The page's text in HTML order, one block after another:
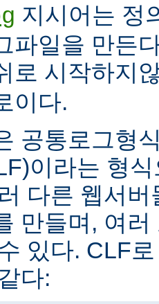
지시어는 정
파일을 만든
로 시작하지
이다.
공통로그형
이라는 형
다른 웹서
만들며, 여
있다. CLF
다: